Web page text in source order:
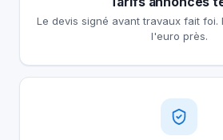
Le devis signé avant travaux fait foi.
l'euro près.